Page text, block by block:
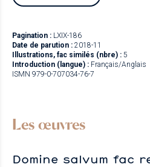
Pagination : LXIX-186
Date de parution : 2018-11
Illustrations, fac similés (nbre) : 5
Introduction (langue) : Français/Anglais
ISMN 979-0-707034-76-7
Les œuvres
Domine salvum fac